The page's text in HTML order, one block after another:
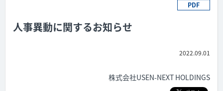
PDF
人事異動に関するお知らせ
2022.09.01
株式会社USEN-NEXT HOLDINGS